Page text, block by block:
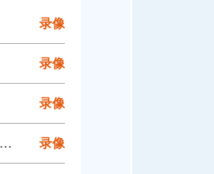
录像
录像
录像
录像